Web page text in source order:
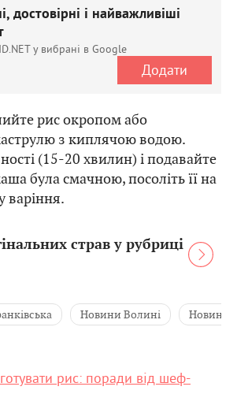
достовірні і найважливіші
у вибрані в Google
Додати
рис окропом або
з киплячою водою.
(15-20 хвилин) і подавайте
була смачною, посоліть її на
варіння.
страв у рубриці
Новини Волині Новини
рис: поради від шеф-